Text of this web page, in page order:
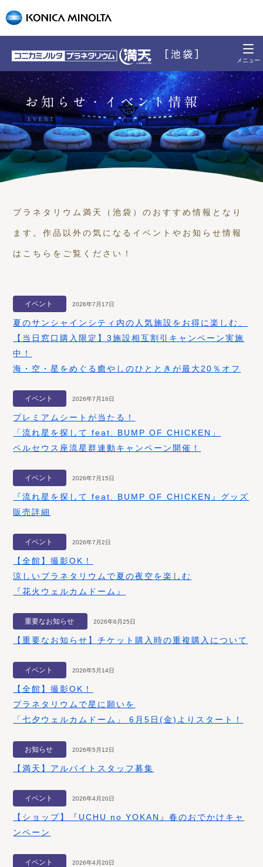
プラネタリウム満天（池袋）のおすすめ情報となり
ます。作品以外の気になるイベントやお知らせ情報
はこちらをご覧ください！
イベント 2026年7月17日
夏のサンシャインシティ内の人気施設をお得に楽しむ、
【当日窓口購入限定】3施設相互割引キャンペーン実施
中！
海・空・星をめぐる癒やしのひとときが最大20％オフ
イベント 2026年7月16日
プレミアムシートが当たる！
「流れ星を探して feat. BUMP OF CHICKEN」
ペルセウス座流星群連動キャンペーン開催！
イベント 2026年7月15日
『流れ星を探して feat. BUMP OF CHICKEN』グッズ
販売詳細
イベント 2026年7月2日
【全館】撮影OK！
涼しいプラネタリウムで夏の夜空を楽しむ
『花火ウェルカムドーム』
重要なお知らせ 2026年6月25日
【重要なお知らせ】チケット購入時の重複購入について
イベント 2026年5月14日
【全館】撮影OK！
プラネタリウムで星に願いを
「七夕ウェルカムドーム」 6月5日(金)よりスタート！
お知らせ 2026年5月12日
【満天】アルバイトスタッフ募集
イベント 2026年4月20日
【ショップ】『UCHU no YOKAN』春のおでかけキャ
ンペーン
イベント 2026年4月20日